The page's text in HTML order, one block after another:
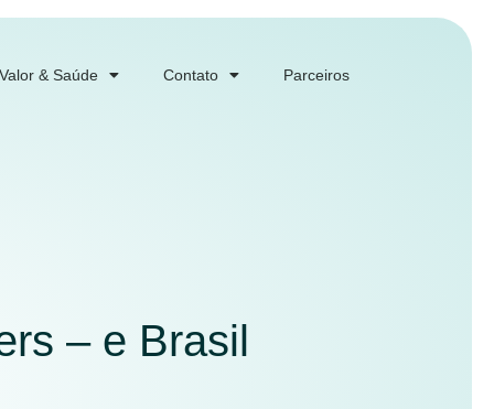
& Saúde Contato Parceiros
– e Brasil